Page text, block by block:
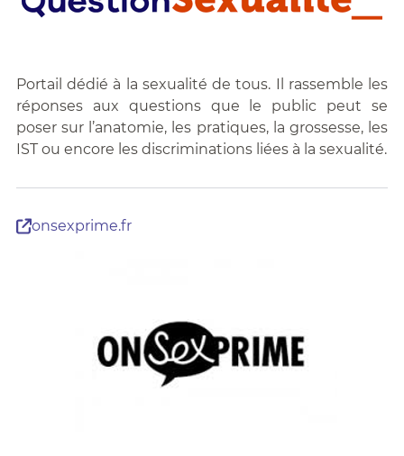
Portail dédié à la sexualité de tous. Il rassemble les
réponses aux questions que le public peut se
poser sur l’anatomie, les pratiques, la grossesse, les
IST ou encore les discriminations liées à la sexualité.
onsexprime.fr